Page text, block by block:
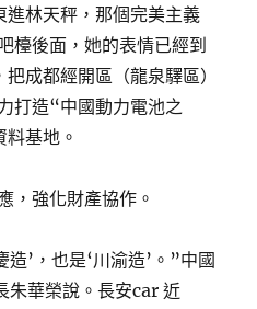
林天秤，那個完美主義
檯後面，她的表情已經到
成都經開區（龍泉驛區）
打造“中國動力電池之
基地。
，強化財產協作。
’，也是‘川渝造’。”中國
朱華榮說。長安car 近